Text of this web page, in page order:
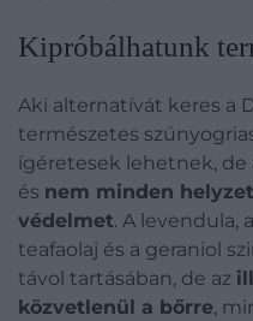
Kipróbálhatunk
Aki alternatívát keres a
természetes
ígéretesek lehetnek,
és nem minden
védelmet. A levendula,
teafaolaj és a geraniol
távol tartásában, de az
közvetlenül a bőrre,